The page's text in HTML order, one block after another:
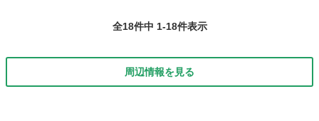
全18件中 1-18件表示
周辺情報を見る